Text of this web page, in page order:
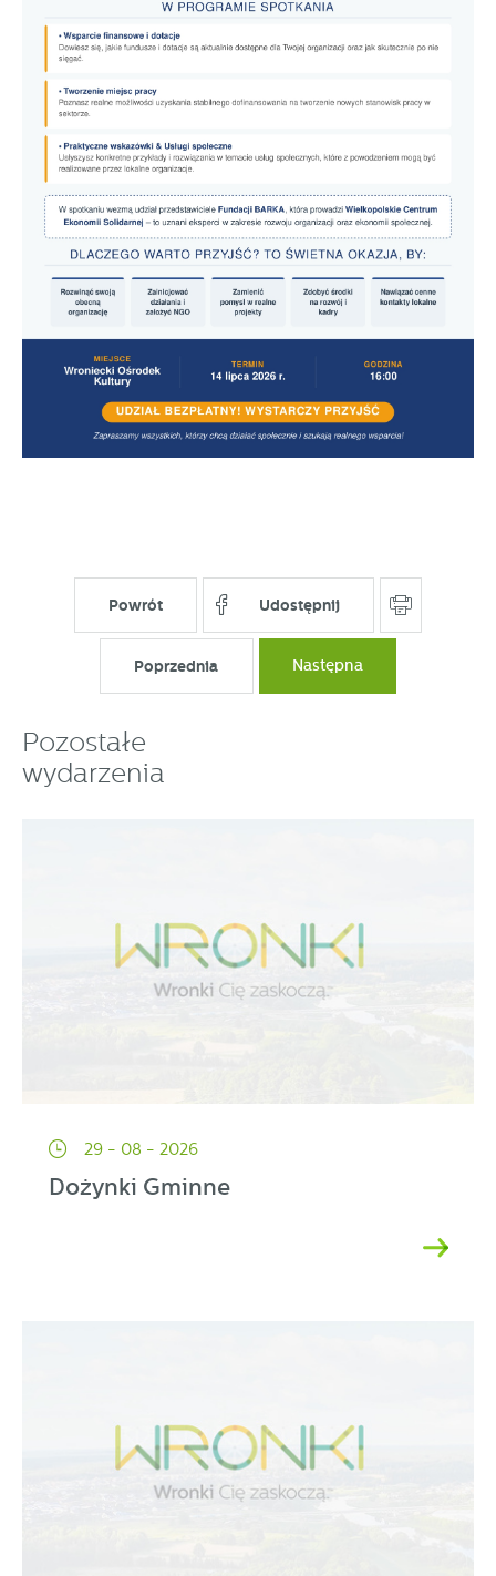
Powrót Udostępnij
Poprzednia Następna
Pozostałe
wydarzenia
29 - 08 - 2026
Dożynki Gminne
partnerami oraz innych dostawców usług. Firmy te działają
w charakterze pośredników prezentujących nasze treści w
postaci wiadomości, ofert, komunikatów mediów
społecznościowych.